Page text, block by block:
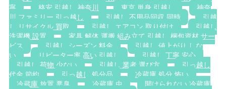
寧
格安 引越し 神奈川 東京 単身 引越し
神奈
川 ファミリー 引っ越し
引越し 不用品回収 同時
引越
し リサイクル 買取
引越し エアコン 取り付け
引越し
洗濯機 設置
家具 解体 運搬 組み立て 引越し 梱包資材 サー
ビス
引越し シーズン 料金
引越し 値上がり しな
い
リピーター率 高い 引越し
引越し 丁寧 安心
引越し 荷物 少ない
引越し 業者 選び方
引っ越し
代金 節約
引っ越し 処分品
冷蔵庫 処分 怖い
冷蔵庫 放置 悪臭
冷蔵庫 虫
開けられない 冷蔵庫